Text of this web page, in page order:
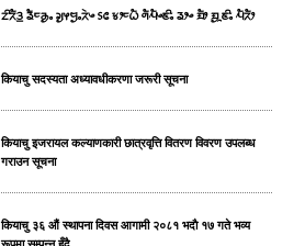
ᤁᤡᤖᤠᤋ᤻ ᤕᤠᤰᤌᤢᤱ ᤆᤢᤶᤗᤢᤱᤖᤧᤴ ᥉᥋ ᤃᤣᤰᤐᤠ ᤛᤠᤘᤠᤴᤇᤡᤱ ᤕᤣᤴ ᤀᤠᤣ ᤀᤢᤳᤇᤡᤱ ᤘᤠᤖᤠᤣ
कियाचु सदस्यता अध्यावधीकरणा जरूरी सूचना
कियाचु इजरायल कल्याणकारी छात्रवृत्ति वितरण विवरण उपलब्ध
गराउन सूचना
कियाचु ३६ औं स्थापना दिवस आगामी २०८१ भदाै १७ गते भव्य